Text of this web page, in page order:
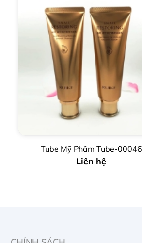
Tube Mỹ Phẩm Tube-00046
Liên hệ